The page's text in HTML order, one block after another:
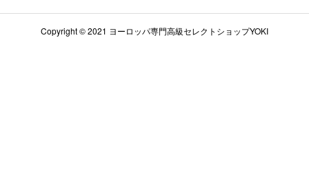
Copyright © 2021 ヨーロッパ専門高級セレクトショップYOKI